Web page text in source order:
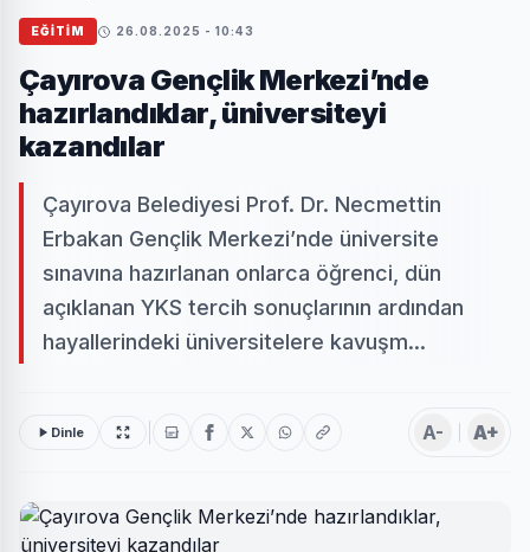
EĞİTİM 26.08.2025 - 10:43
Çayırova Gençlik Merkezi’nde
hazırlandıklar, üniversiteyi
kazandılar
Çayırova Belediyesi Prof. Dr. Necmettin
Erbakan Gençlik Merkezi’nde üniversite
sınavına hazırlanan onlarca öğrenci, dün
açıklanan YKS tercih sonuçlarının ardından
hayallerindeki üniversitelere kavuşm...
Dinle A- A+